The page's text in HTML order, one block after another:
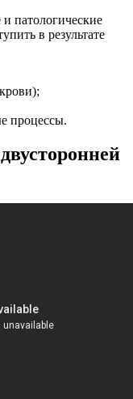
патологические
в результате
процессы.